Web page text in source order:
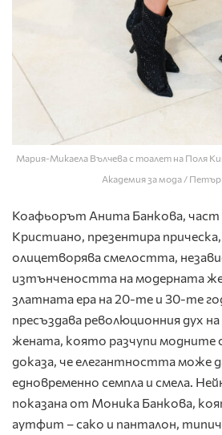
Мария-Микаела Вълчева с тоалет на Поля
Академия за мода /
Коафьорът Анита Банкова, част
Кристиано, презентира
олицетворява смелостта,
изтънчеността на модерната
златната ера на 20-те и 30-те
пресъздава революционния дух
жената, която разчупи модните
доказа, че елегантността може
едновременно семпла и смела.
показана от Моника Банкова,
аутфит – сако и панталон,